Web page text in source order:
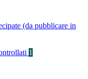
(da pubblicare in
1